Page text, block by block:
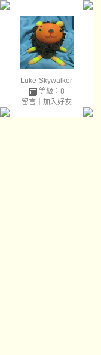
Luke-Skywalker
等級：8
留言｜ 加入好友